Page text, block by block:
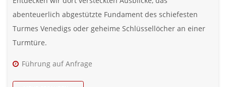
abenteuerlich abgestützte Fundament des schiefesten
Turmes Venedigs oder geheime Schlüssellöcher an einer
Turmtüre.
Führung auf Anfrage